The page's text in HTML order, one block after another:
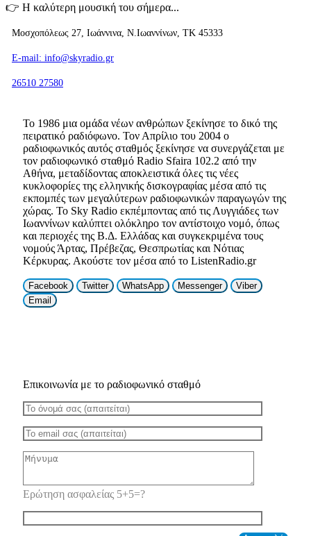
👉 Η καλύτερη μουσική του σήμερα...
Μοσχοπόλεως 27, Ιωάννινα, Ν.Ιωαννίνων, ΤΚ 45333
E-mail: info@skyradio.gr
26510 27580
Το 1986 μια ομάδα νέων ανθρώπων ξεκίνησε το δικό της
πειρατικό ραδιόφωνο. Τον Απρίλιο του 2004 ο
ραδιοφωνικός αυτός σταθμός ξεκίνησε να συνεργάζεται με
τον ραδιοφωνικό σταθμό Radio Sfaira 102.2 από την
Αθήνα, μεταδίδοντας αποκλειστικά όλες τις νέες
κυκλοφορίες της ελληνικής δισκογραφίας μέσα από τις
εκπομπές των μεγαλύτερων ραδιοφωνικών παραγωγών της
χώρας. Το Sky Radio εκπέμποντας από τις Λυγγιάδες των
Ιωαννίνων καλύπτει ολόκληρο τον αντίστοιχο νομό, όπως
και περιοχές της Β.Δ. Ελλάδας και συγκεκριμένα τους
νομούς Άρτας, Πρέβεζας, Θεσπρωτίας και Νότιας
Κέρκυρας. Ακούστε τον μέσα από το ListenRadio.gr
Facebook Twitter WhatsApp Messenger
Viber
Email
Επικοινωνία με το ραδιοφωνικό σταθμό
Ερώτηση ασφαλείας 5+5=?